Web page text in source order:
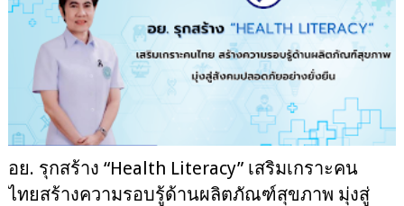
อย. รุกสร้าง “Health Literacy” เสริมเกราะคน
ไทยสร้างความรอบรู้ด้านผลิตภัณฑ์สุขภาพ มุ่งสู่